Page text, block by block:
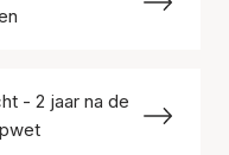
- 2 jaar na de